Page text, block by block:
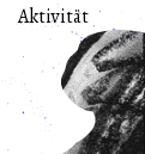
Aktivität